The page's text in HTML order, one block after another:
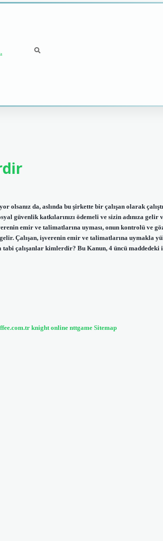
olsanız da, aslında bu şirkette bir çalışan olarak
güvenlik katkılarınızı ödemeli ve sizin adınıza gelir
emir ve talimatlarına uyması, onun kontrolü ve
Çalışan, işverenin emir ve talimatlarına uymakla
tabi çalışanlar kimlerdir? Bu Kanun, 4 üncü maddedeki
knight online nttgame Sitemap